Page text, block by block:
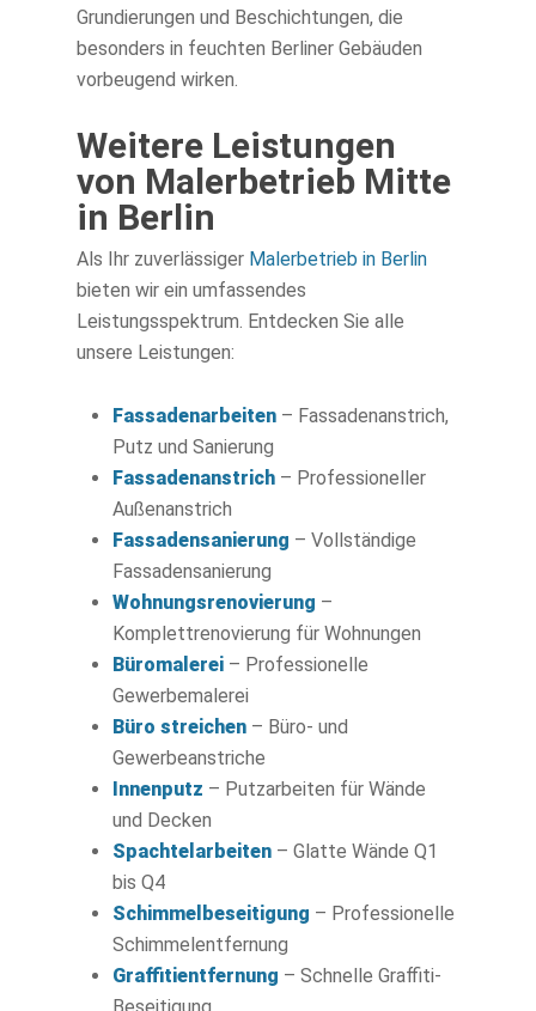
Grundierungen und Beschichtungen, die
besonders in feuchten Berliner Gebäuden
vorbeugend wirken.
Weitere Leistungen
von Malerbetrieb Mitte
in Berlin
Als Ihr zuverlässiger Malerbetrieb in Berlin
bieten wir ein umfassendes
Leistungsspektrum. Entdecken Sie alle
unsere Leistungen:
Fassadenarbeiten – Fassadenanstrich,
Putz und Sanierung
Fassadenanstrich – Professioneller
Außenanstrich
Fassadensanierung – Vollständige
Fassadensanierung
Wohnungsrenovierung –
Komplettrenovierung für Wohnungen
Büromalerei – Professionelle
Gewerbemalerei
Büro streichen – Büro- und
Gewerbeanstriche
Innenputz – Putzarbeiten für Wände
und Decken
Spachtelarbeiten – Glatte Wände Q1
bis Q4
Schimmelbeseitigung – Professionelle
Schimmelentfernung
Graffitientfernung – Schnelle Graffiti-